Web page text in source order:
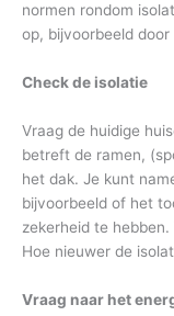
normen rondom
op, bijvoorbeeld door
Check de isolatie
Vraag de huidige
betreft de ramen,
het dak. Je kunt
bijvoorbeeld of het
zekerheid te
Hoe nieuwer de
Vraag naar het